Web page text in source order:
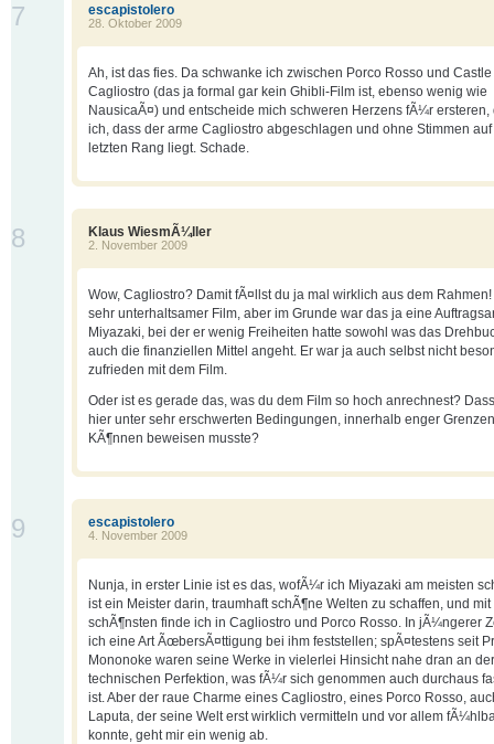
escapistolero
28. Oktober 2009
7
Ah, ist das fies. Da schwanke ich zwischen Porco Rosso und Castle
Cagliostro (das ja formal gar kein Ghibli-Film ist, ebenso wenig wie
NausicaÃ¤) und entscheide mich schweren Herzens fÃ¼r ersteren,
ich, dass der arme Cagliostro abgeschlagen und ohne Stimmen
letzten Rang liegt. Schade.
Klaus WiesmÃ¼ller
2. November 2009
8
Wow, Cagliostro? Damit fÃ¤llst du ja mal wirklich aus dem Rahmen!
sehr unterhaltsamer Film, aber im Grunde war das ja eine
Miyazaki, bei der er wenig Freiheiten hatte sowohl was das
auch die finanziellen Mittel angeht. Er war ja auch selbst nicht
zufrieden mit dem Film.
Oder ist es gerade das, was du dem Film so hoch anrechnest?
hier unter sehr erschwerten Bedingungen, innerhalb enger
KÃ¶nnen beweisen musste?
escapistolero
4. November 2009
9
Nunja, in erster Linie ist es das, wofÃ¼r ich Miyazaki am meisten
ist ein Meister darin, traumhaft schÃ¶ne Welten zu schaffen, und mit
schÃ¶nsten finde ich in Cagliostro und Porco Rosso. In jÃ¼ngerer
ich eine Art ÃœbersÃ¤ttigung bei ihm feststellen; spÃ¤testens seit
Mononoke waren seine Werke in vielerlei Hinsicht nahe dran an der
technischen Perfektion, was fÃ¼r sich genommen auch durchaus
ist. Aber der raue Charme eines Cagliostro, eines Porco Rosso,
Laputa, der seine Welt erst wirklich vermitteln und vor allem
konnte, geht mir ein wenig ab.